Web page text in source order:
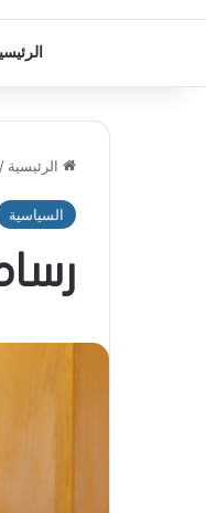
الرئيسية /
السياسية